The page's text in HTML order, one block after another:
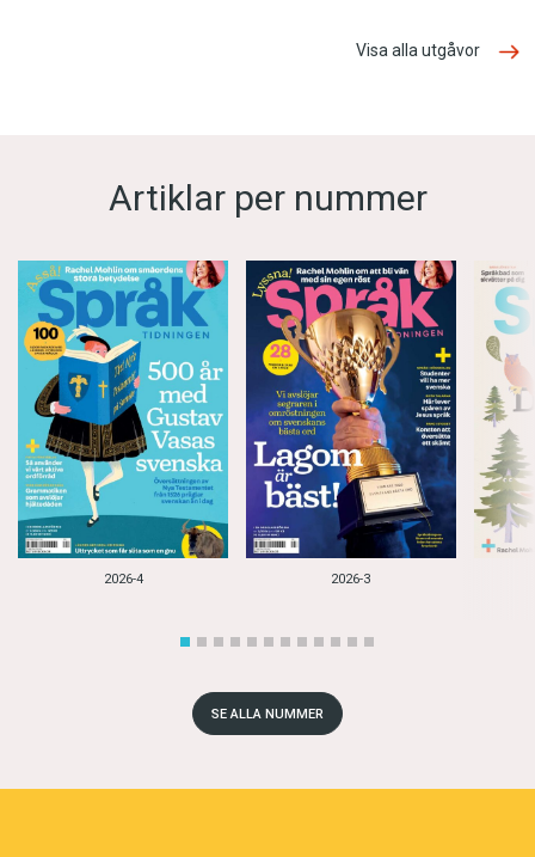
Visa alla utgåvor
Artiklar per nummer
2026-4 2026-3
SE ALLA NUMMER